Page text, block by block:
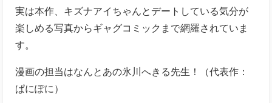
実は本作、キズナアイちゃんとデートしている気分が
楽しめる写真からギャグコミックまで網羅されていま
す。
漫画の担当はなんとあの氷川へきる先生！（代表作：
ぱにぽに）